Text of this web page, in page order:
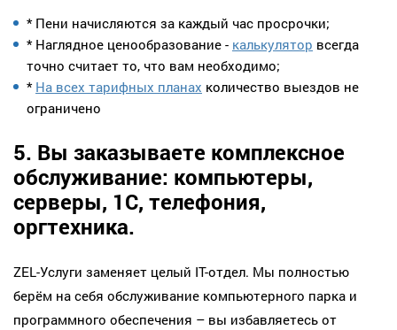
* Пени начисляются за каждый час просрочки;
* Наглядное ценообразование - калькулятор всегда
точно считает то, что вам необходимо;
* На всех тарифных планах количество выездов не
ограничено
5. Вы заказываете комплексное
обслуживание: компьютеры,
серверы, 1С, телефония,
оргтехника.
ZEL-Услуги заменяет целый IT-отдел. Мы полностью
берём на себя обслуживание компьютерного парка и
программного обеспечения – вы избавляетесь от